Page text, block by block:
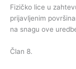
Fizičko lice u
prijavljenim
na snagu ove
Član 8.